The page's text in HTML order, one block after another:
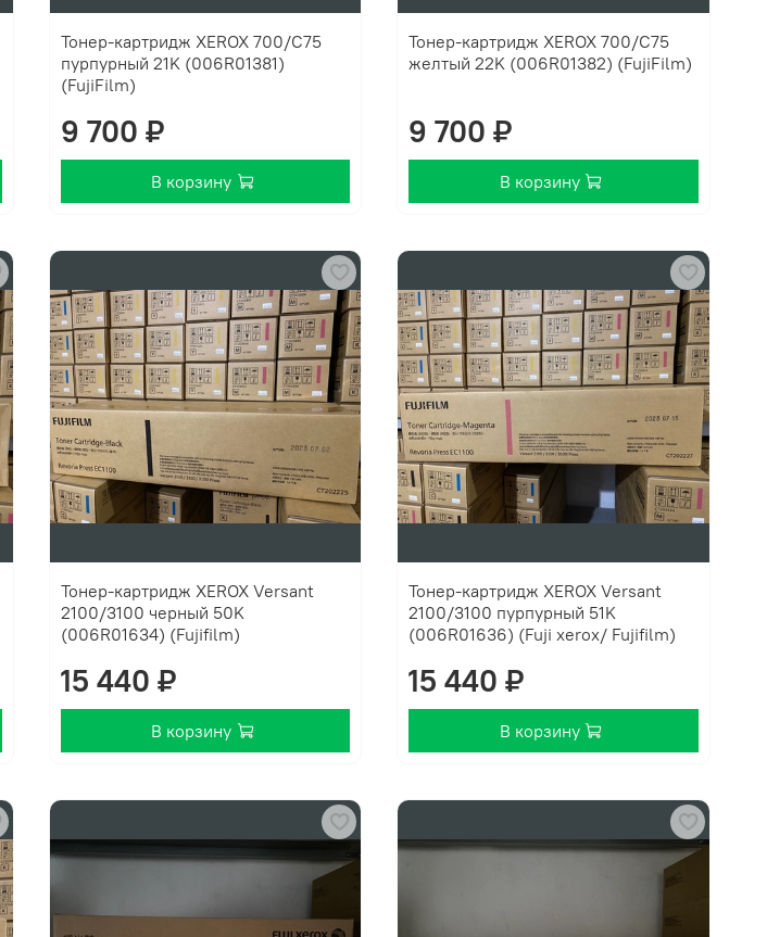
Тонер-картридж XEROX 700/C75
пурпурный 21K (006R01381)
(FujiFilm)
9 700 ₽
В корзину
Тонер-картридж XEROX 700/C75
желтый 22K (006R01382) (FujiFilm)
9 700 ₽
В корзину
Тонер-картридж XEROX Versant
2100/3100 черный 50K
(006R01634) (Fujifilm)
15 440 ₽
В корзину
Тонер-картридж XEROX Versant
2100/3100 пурпурный 51K
(006R01636) (Fuji xerox/ Fujifilm)
15 440 ₽
В корзину